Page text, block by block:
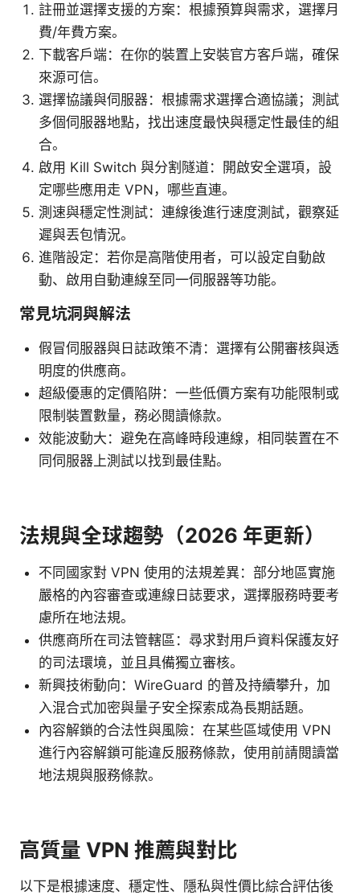
註冊並選擇支援的方案：根據預算與需求，選擇月
費/年費方案。
下載客戶端：在你的裝置上安裝官方客戶端，確保
來源可信。
選擇協議與伺服器：根據需求選擇合適協議；測試
多個伺服器地點，找出速度最快與穩定性最佳的組
合。
啟用 Kill Switch 與分割隧道：開啟安全選項，設
定哪些應用走 VPN，哪些直連。
測速與穩定性測試：連線後進行速度測試，觀察延
遲與丟包情況。
進階設定：若你是高階使用者，可以設定自動啟
動、啟用自動連線至同一伺服器等功能。
常見坑洞與解法
假冒伺服器與日誌政策不清：選擇有公開審核與透
明度的供應商。
超級優惠的定價陷阱：一些低價方案有功能限制或
限制裝置數量，務必閱讀條款。
效能波動大：避免在高峰時段連線，相同裝置在不
同伺服器上測試以找到最佳點。
法規與全球趨勢（2026 年更新）
不同國家對 VPN 使用的法規差異：部分地區實施
嚴格的內容審查或連線日誌要求，選擇服務時要考
慮所在地法規。
供應商所在司法管轄區：尋求對用戶資料保護友好
的司法環境，並且具備獨立審核。
新興技術動向：WireGuard 的普及持續攀升，加
入混合式加密與量子安全探索成為長期話題。
內容解鎖的合法性與風險：在某些區域使用 VPN
進行內容解鎖可能違反服務條款，使用前請閱讀當
地法規與服務條款。
高質量 VPN 推薦與對比
以下是根據速度、穩定性、隱私與性價比綜合評估後